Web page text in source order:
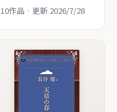
10作品 · 更新 2026/7/28